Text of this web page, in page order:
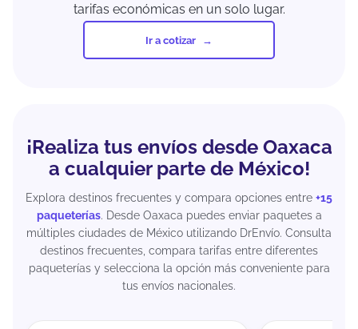
tarifas económicas en un solo lugar.
Ir a cotizar
¡Realiza tus envíos desde Oaxaca
a cualquier parte de México!
Explora destinos frecuentes y compara opciones entre +15
paqueterías. Desde Oaxaca puedes enviar paquetes a
múltiples ciudades de México utilizando DrEnvío. Consulta
destinos frecuentes, compara tarifas entre diferentes
paqueterías y selecciona la opción más conveniente para
tus envíos nacionales.